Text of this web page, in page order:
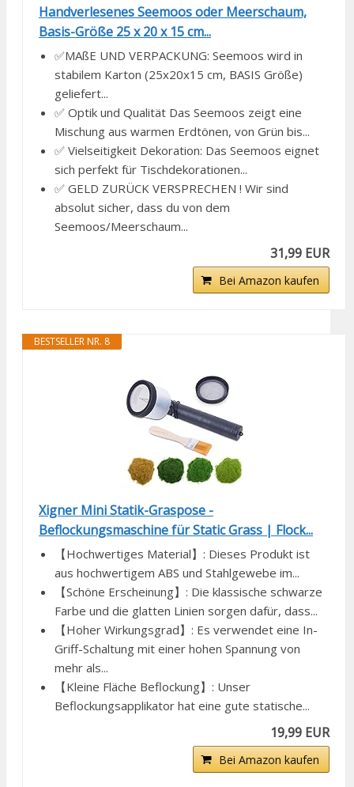
Handverlesenes Seemoos oder Meerschaum,
Basis-Größe 25 x 20 x 15 cm...
✅MAßE UND VERPACKUNG: Seemoos wird in
stabilem Karton (25x20x15 cm, BASIS Größe)
geliefert...
✅ Optik und Qualität Das Seemoos zeigt eine
Mischung aus warmen Erdtönen, von Grün bis...
✅ Vielseitigkeit Dekoration: Das Seemoos eignet
sich perfekt für Tischdekorationen...
✅ GELD ZURÜCK VERSPRECHEN ! Wir sind
absolut sicher, dass du von dem
Seemoos/Meerschaum...
31,99 EUR
Bei Amazon kaufen
BESTSELLER NR. 8
Xigner Mini Statik-Graspose -
Beflockungsmaschine für Static Grass | Flock...
【Hochwertiges Material】: Dieses Produkt ist
aus hochwertigem ABS und Stahlgewebe im...
【Schöne Erscheinung】: Die klassische schwarze
Farbe und die glatten Linien sorgen dafür, dass...
【Hoher Wirkungsgrad】: Es verwendet eine In-
Griff-Schaltung mit einer hohen Spannung von
mehr als...
【Kleine Fläche Beflockung】: Unser
Beflockungsapplikator hat eine gute statische...
19,99 EUR
Bei Amazon kaufen